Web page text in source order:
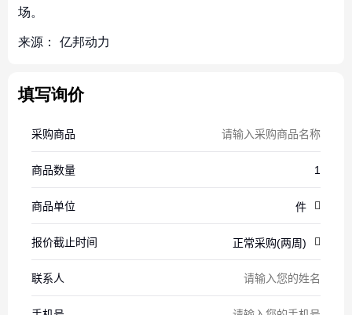
场。
来源： 亿邦动力
填写询价